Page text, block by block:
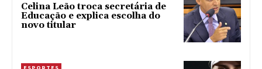
Celina Leão troca secretária de
Educação e explica escolha do
novo titular
ESPORTES